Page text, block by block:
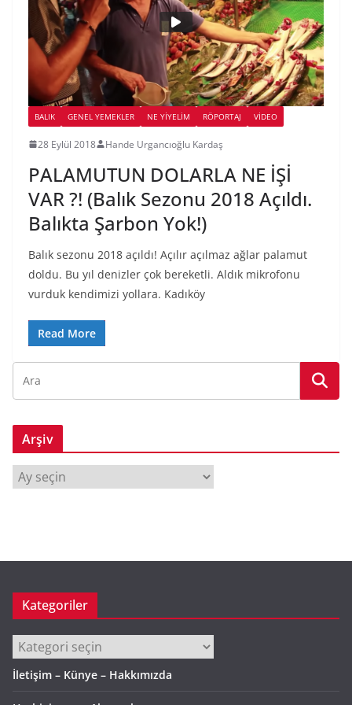
BALIK GENEL YEMEKLER NE YİYELİM RÖPORTAJ VIDEO
28 Eylül 2018 Hande Urgancıoğlu Kardaş
PALAMUTUN DOLARLA NE İŞİ
VAR ?! (Balık Sezonu 2018 Açıldı.
Balıkta Şarbon Yok!)
Balık sezonu 2018 açıldı! Açılır açılmaz ağlar palamut
doldu. Bu yıl denizler çok bereketli. Aldık mikrofonu
vurduk kendimizi yollara. Kadıköy
Read More
Arşiv
r
Kategoriler
Kategoriler
İletişim – Künye – Hakkımızda